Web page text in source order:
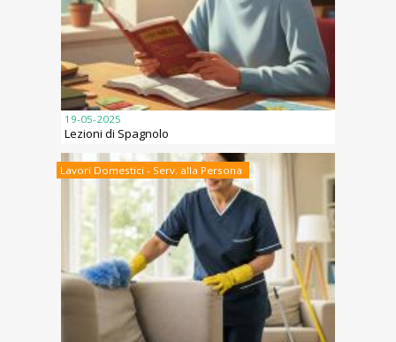
19-05-2025
Lezioni di Spagnolo
Lavori Domestici - Serv. alla Persona